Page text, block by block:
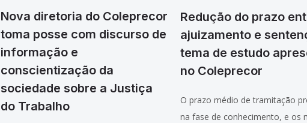
Redução do prazo
ajuizamento e
tema de estudo
no Coleprecor
O prazo médio de tramitação
na fase de conhecimento, e os
Nova diretoria do Coleprecor
toma posse com discurso de
informação e
conscientização da
sociedade sobre a Justiça
do Trabalho